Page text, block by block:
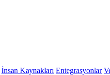
İnsan Kaynakları Entegrasyonlar